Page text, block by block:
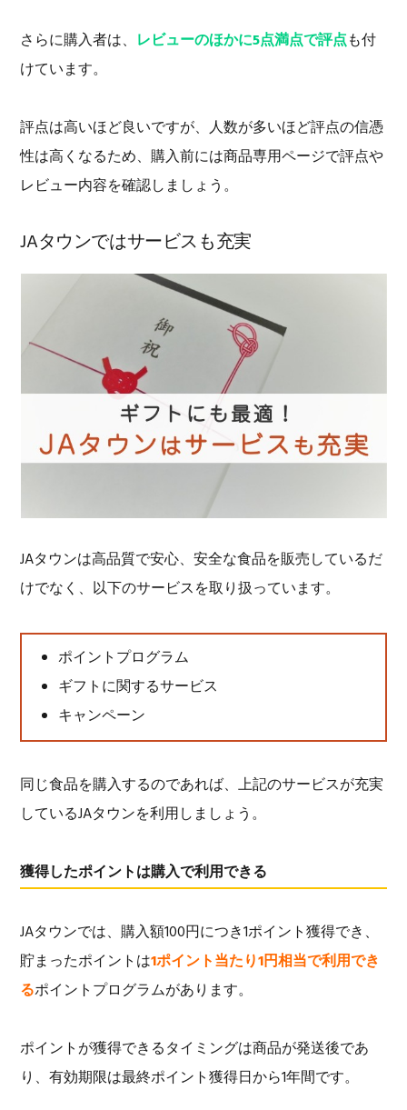
さらに購入者は、 レビューのほかに5点満点で評点も付
けています。
評点は高いほど良いですが、人数が多いほど評点の信憑
性は高くなるため、購入前には商品専用ページで評点や
レビュー内容を確認しましょう。
JAタウンではサービスも充実
JAタウンは高品質で安心、安全な食品を販売しているだ
けでなく、以下のサービスを取り扱っています。
ポイントプログラム
ギフトに関するサービス
キャンペーン
同じ食品を購入するのであれば、上記のサービスが充実
しているJAタウンを利用しましょう。
獲得したポイントは購入で利用できる
JAタウンでは、購入額100円につき1ポイント獲得でき、
貯まったポイントは1ポイント当たり1円相当で利用でき
るポイントプログラムがあります。
ポイントが獲得できるタイミングは商品が発送後であ
り、有効期限は最終ポイント獲得日から1年間です。